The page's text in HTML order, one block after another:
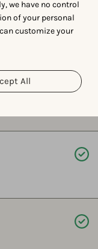
we have no control
of your personal
customize your
All
제공됨
제공됨
제공됨
제공됨